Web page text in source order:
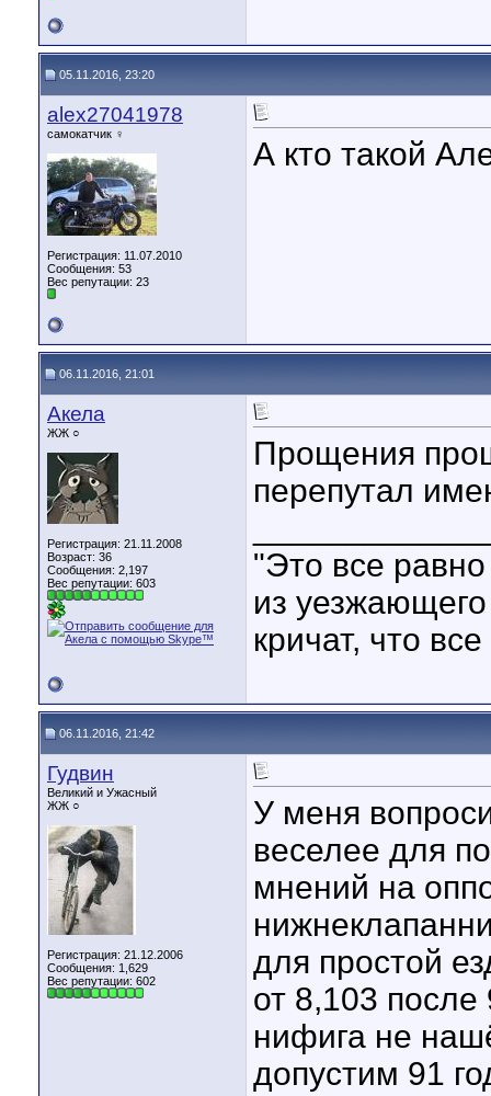
05.11.2016, 23:20
alex27041978
самокатчик ♀
Регистрация: 11.07.2010
Сообщения: 53
Вес репутации: 23
А кто такой
06.11.2016, 21:01
Акела
ЖЖ ○
Регистрация: 21.11.2008
Возраст: 36
Сообщения: 2,197
Вес репутации: 603
Прощения
перепутал
"Это все
из уезжающего
кричат, что
06.11.2016, 21:42
Гудвин
Великий и Ужасный
ЖЖ ○
Регистрация: 21.12.2006
Сообщения: 1,629
Вес репутации: 602
У меня
веселее для
мнений на
для простой
от 8,103 после
нифига не
допустим 91